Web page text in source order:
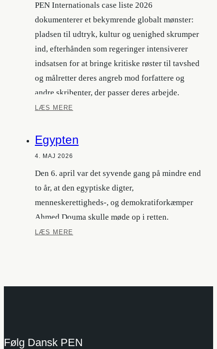
PEN Internationals case liste 2026
dokumenterer et bekymrende globalt mønster:
pladsen til udtryk, kultur og uenighed skrumper
ind, efterhånden som regeringer intensiverer
indsatsen for at bringe kritiske røster til tavshed
og målretter deres angreb mod forfattere og
andre skribenter, der passer deres arbejde.
LÆS MERE
Egypten
4. MAJ 2026
Den 6. april var det syvende gang på mindre end
to år, at den egyptiske digter,
menneskerettigheds-, og demokratiforkæmper
Ahmed Douma skulle møde op i retten.
LÆS MERE
Følg Dansk PEN